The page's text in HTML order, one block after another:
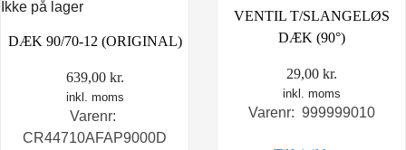
Ikke på lager
DÆK 90/70-12 (ORIGINAL)
639,00 kr.
inkl. moms
Varenr:
CR44710AFAP9000D
VENTIL T/SLANGELØS
DÆK (90°)
29,00 kr.
inkl. moms
Varenr: 999999010